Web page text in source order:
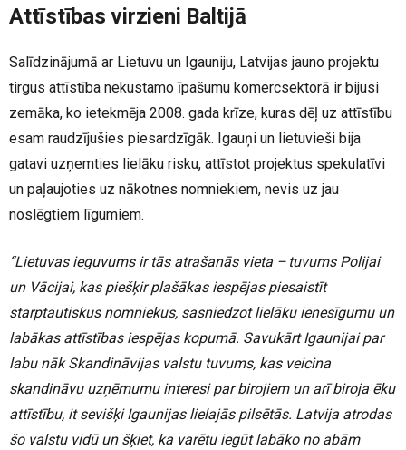
Attīstības virzieni Baltijā
Salīdzinājumā ar Lietuvu un Igauniju, Latvijas jauno projektu
tirgus attīstība nekustamo īpašumu komercsektorā ir bijusi
zemāka, ko ietekmēja 2008. gada krīze, kuras dēļ uz attīstību
esam raudzījušies piesardzīgāk. Igauņi un lietuvieši bija
gatavi uzņemties lielāku risku, attīstot projektus spekulatīvi
un paļaujoties uz nākotnes nomniekiem, nevis uz jau
noslēgtiem līgumiem.
“Lietuvas ieguvums ir tās atrašanās vieta – tuvums Polijai
un Vācijai, kas piešķir plašākas iespējas piesaistīt
starptautiskus nomniekus, sasniedzot lielāku ienesīgumu un
labākas attīstības iespējas kopumā. Savukārt Igaunijai par
labu nāk Skandināvijas valstu tuvums, kas veicina
skandināvu uzņēmumu interesi par birojiem un arī biroja ēku
attīstību, it sevišķi Igaunijas lielajās pilsētās. Latvija atrodas
šo valstu vidū un šķiet, ka varētu iegūt labāko no abām